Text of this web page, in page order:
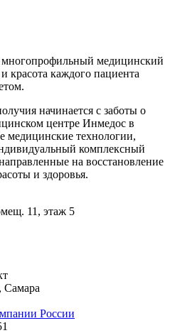
медицинский
красота каждого пациента
начинается с заботы о
центре Инмедос в
медицинские технологии,
комплексный
на восстановление
и здоровья.
11, этаж 5
Самара
России